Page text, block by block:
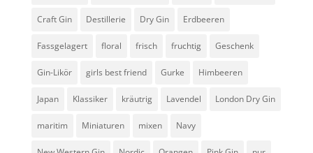
Craft Gin Destillerie Dry Gin Erdbeeren
Fassgelagert floral frisch fruchtig Geschenk
Gin-Likör girls best friend Gurke Himbeeren
Japan Klassiker kräutrig Lavendel London Dry Gin
maritim Miniaturen mixen Navy